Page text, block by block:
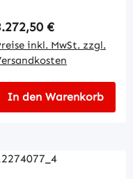
Preis:
€
inkl. MwSt. zzgl.
In den Warenkorb